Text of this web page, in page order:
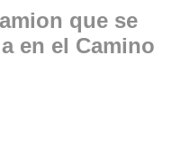
que se
en el Camino